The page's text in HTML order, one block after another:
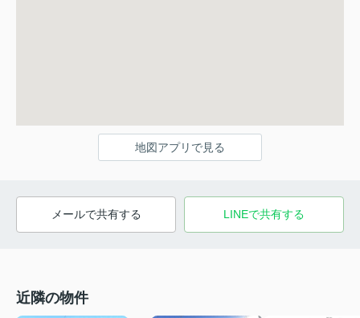
地図アプリで見る
メールで共有する LINEで共有する
近隣の物件